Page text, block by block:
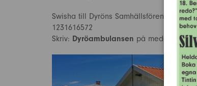
Swisha till Dyröns Samhällsförening
1231616572
Skriv: Dyröambulansen på meddelandet.